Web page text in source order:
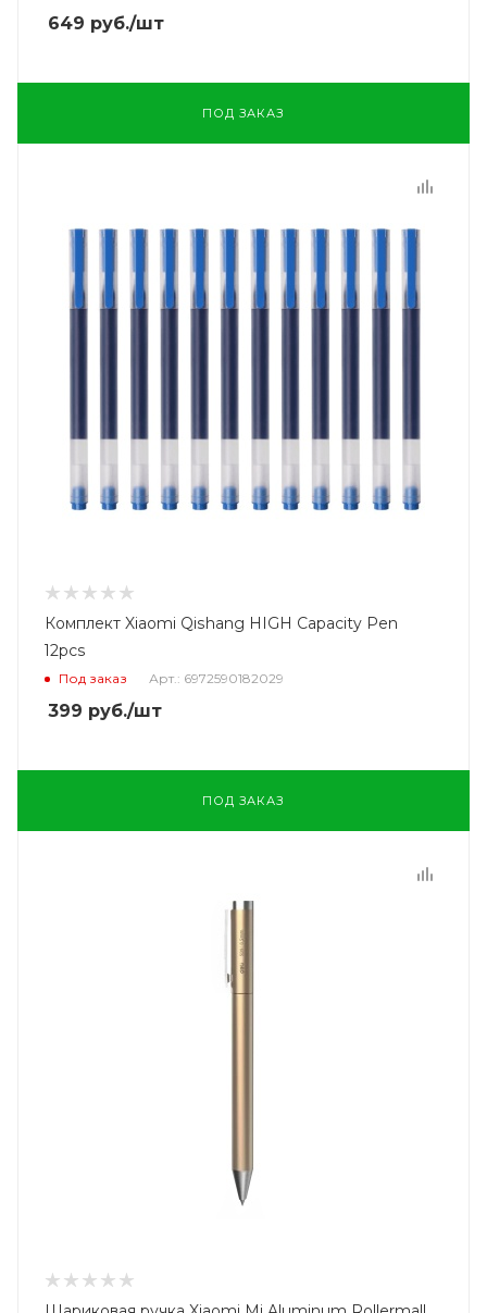
649 руб./шт
ПОД ЗАКАЗ
Комплект Xiaomi Qishang HIGH Capacity Pen
12pcs
Под заказ Арт.: 6972590182029
399 руб./шт
ПОД ЗАКАЗ